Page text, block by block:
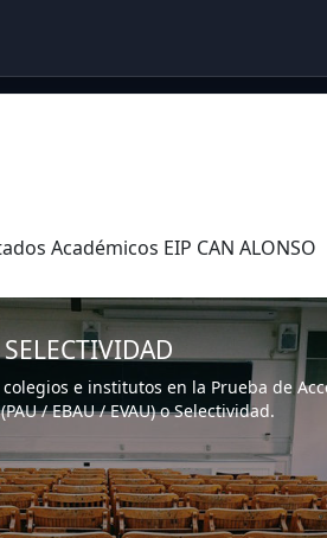
Académicos EIP CAN ALONSO
e institutos en la Prueba de
/ EBAU / EVAU) o Selectividad.